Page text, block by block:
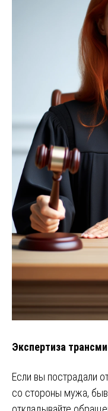
Экспертиза
Если вы пострадали
со стороны мужа,